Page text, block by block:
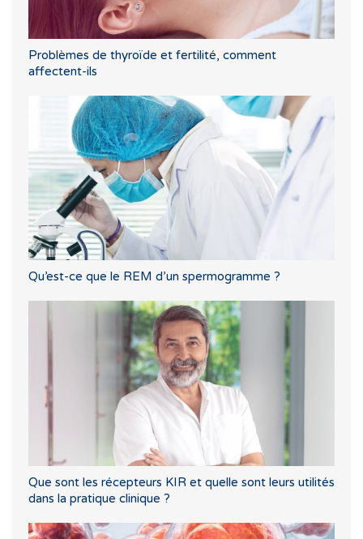
Problèmes de thyroïde et fertilité, comment
affectent-ils
Qu’est-ce que le REM d’un spermogramme ?
Que sont les récepteurs KIR et quelle sont leurs utilités
dans la pratique clinique ?